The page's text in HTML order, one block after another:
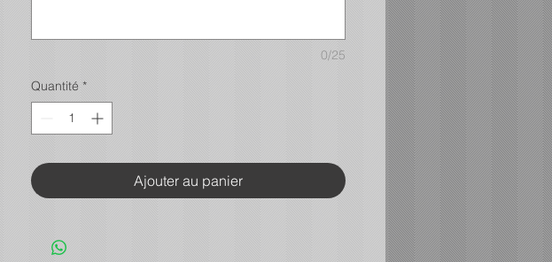
0/25
Quantité *
Ajouter au panier